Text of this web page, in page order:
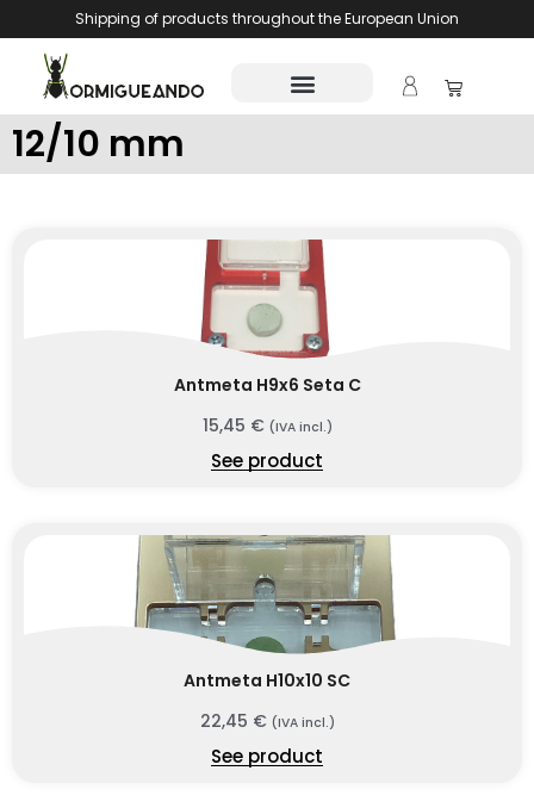
Shipping of products throughout the European Union
12/10 mm
Antmeta H9x6 Seta C
15,45 € (IVA incl.)
See product
Antmeta H10x10 SC
22,45 € (IVA incl.)
See product